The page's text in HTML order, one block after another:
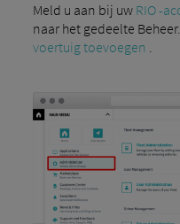
Meld u aan bij uw RIO -
naar het gedeelte
voertuig toevoegen .